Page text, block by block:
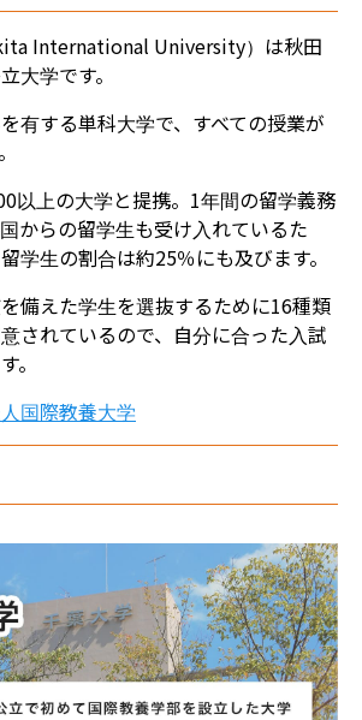
International University）は秋田
大学です。
有する単科大学で、すべての授業が
以上の大学と提携。1年間の留学義務
からの留学生も受け入れているた
学生の割合は約25％にも及びます。
備えた学生を選抜するために16種類
されているので、自分に合った入試
。
国際教養大学